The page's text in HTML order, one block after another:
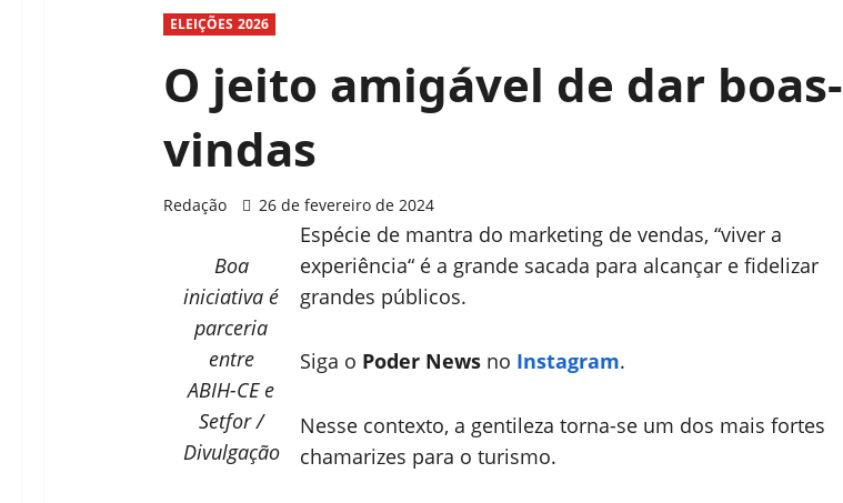
ELEIÇÕES 2026
O jeito amigável de dar boas-
vindas
Redação 26 de fevereiro de 2024
Boa
iniciativa é
parceria
entre
ABIH-CE e
Setfor /
Divulgação
Espécie de mantra do marketing de vendas, “viver a
experiência“ é a grande sacada para alcançar e fidelizar
grandes públicos.
Siga o Poder News no Instagram.
Nesse contexto, a gentileza torna-se um dos mais fortes
chamarizes para o turismo.